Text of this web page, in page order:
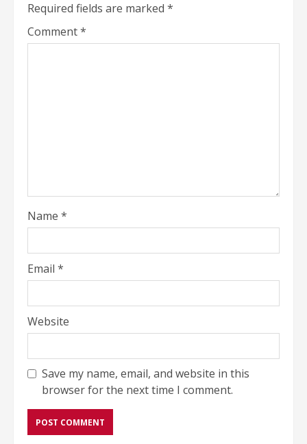
Required fields are marked *
Comment*
Name *
Email *
Website
Save my name, email, and website in this
browser for the next time I comment.